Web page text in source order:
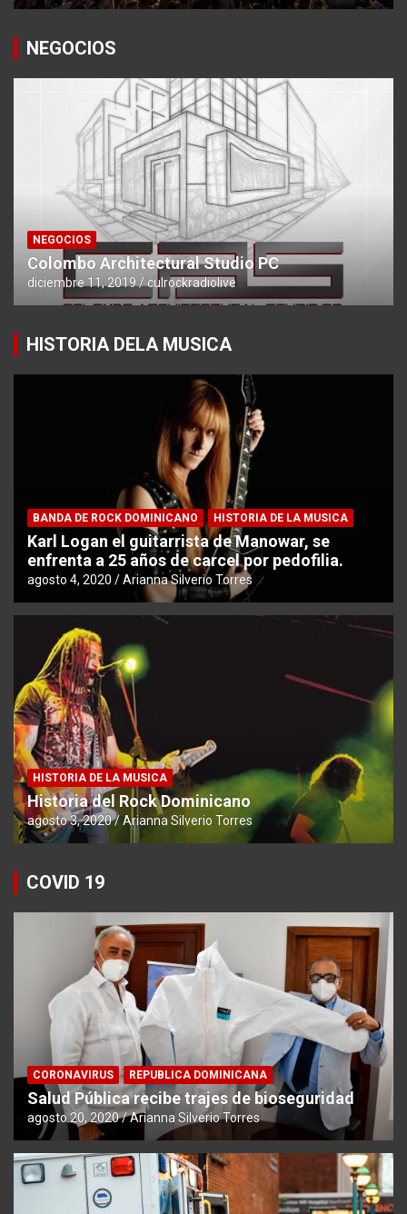
NEGOCIOS
NEGOCIOS
Colombo Architectural Studio PC
diciembre 11, 2019 culrockradiolive
HISTORIA DELA MUSICA
BANDA DE ROCK DOMINICANO HISTORIA DE LA MUSICA
Karl Logan el guitarrista de Manowar, se
enfrenta a 25 años de carcel por pedofilia.
agosto 4, 2020 Arianna Silverio Torres
HISTORIA DE LA MUSICA
Historia del Rock Dominicano
agosto 3, 2020 Arianna Silverio Torres
COVID 19
CORONAVIRUS REPUBLICA DOMINICANA
Salud Pública recibe trajes de bioseguridad
agosto 20, 2020 Arianna Silverio Torres